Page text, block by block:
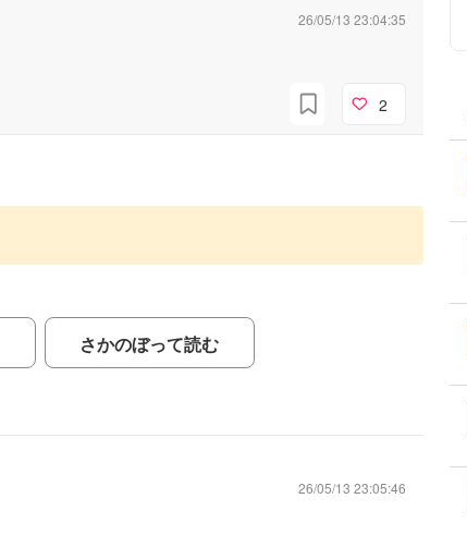
26/05/13 23:04:35
2
さかのぼって読む
26/05/13 23:05:46